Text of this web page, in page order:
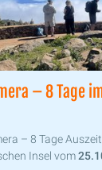
– 8 Tage
– 8 Tage
Insel vom